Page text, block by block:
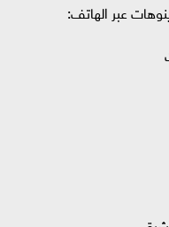
عبر الهاتف: